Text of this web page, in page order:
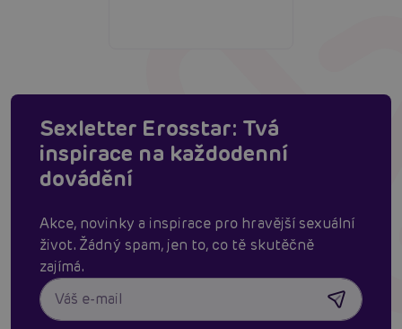
Sexletter Erosstar: Tvá
inspirace na každodenní
dovádění
Akce, novinky a inspirace pro hravější sexuální
život. Žádný spam, jen to, co tě skutěčně
zajímá.